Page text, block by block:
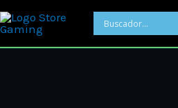
Ir
al
contenido